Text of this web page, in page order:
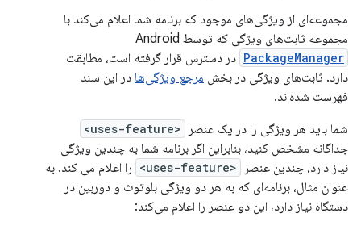
مجموعه‌ای از ویژگی‌های موجود که برنامه شما اعلام می‌کند با
مجموعه ثابت‌های ویژگی که توسط Android
PackageManager در دسترس قرار گرفته است، مطابقت
دارد. ثابت‌های ویژگی در بخش مرجع ویژگی‌ها در این سند
فهرست شده‌اند.
شما باید هر ویژگی را در یک عنصر
<uses-feature>
جداگانه مشخص کنید، بنابراین اگر برنامه شما به چندین ویژگی
نیاز دارد، چندین عنصر
<uses-feature>
را اعلام می کند. به
عنوان مثال، برنامه‌ای که به هر دو ویژگی بلوتوث و دوربین در
دستگاه نیاز دارد، این دو عنصر را اعلام می‌کند: